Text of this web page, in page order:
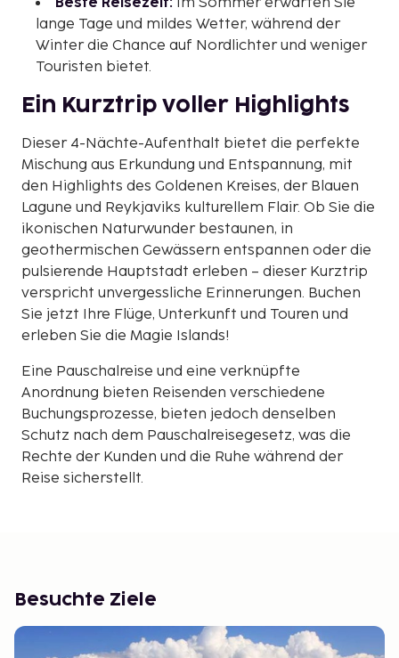
lange Tage und mildes Wetter, während der
Winter die Chance auf Nordlichter und weniger
Touristen bietet.
Ein Kurztrip voller Highlights
Dieser 4-Nächte-Aufenthalt bietet die perfekte
Mischung aus Erkundung und Entspannung, mit
den Highlights des Goldenen Kreises, der Blauen
Lagune und Reykjaviks kulturellem Flair. Ob Sie die
ikonischen Naturwunder bestaunen, in
geothermischen Gewässern entspannen oder die
pulsierende Hauptstadt erleben – dieser Kurztrip
verspricht unvergessliche Erinnerungen. Buchen
Sie jetzt Ihre Flüge, Unterkunft und Touren und
erleben Sie die Magie Islands!
Eine Pauschalreise und eine verknüpfte
Anordnung bieten Reisenden verschiedene
Buchungsprozesse, bieten jedoch denselben
Schutz nach dem Pauschalreisegesetz, was die
Rechte der Kunden und die Ruhe während der
Reise sicherstellt.
Besuchte Ziele